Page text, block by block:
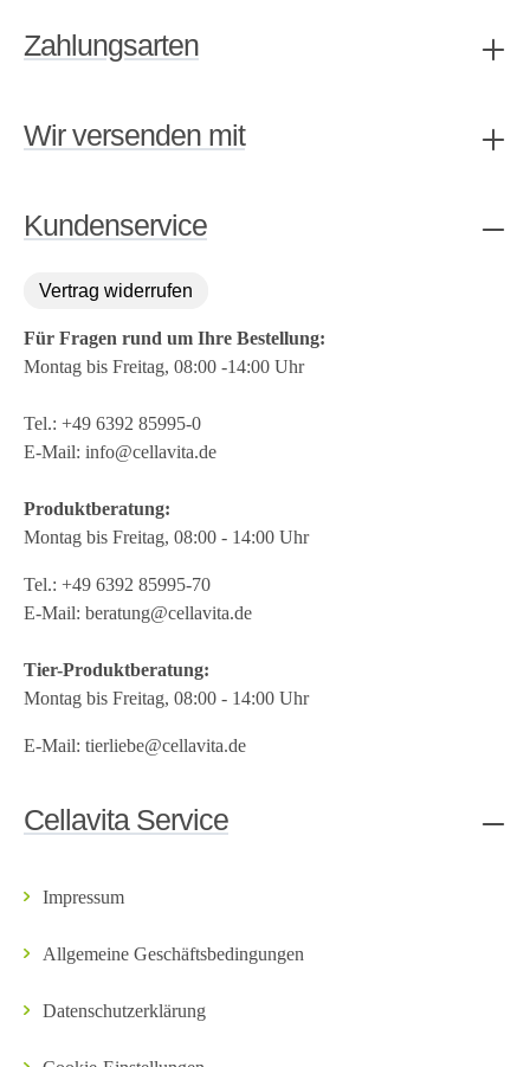
Zahlungsarten
Wir versenden mit
Kundenservice
Vertrag widerrufen
Für Fragen rund um Ihre Bestellung:
Montag bis Freitag, 08:00 -14:00 Uhr
Tel.: +49 6392 85995-0
E-Mail: info@cellavita.de
Produktberatung:
Montag bis Freitag, 08:00 - 14:00 Uhr
Tel.: +49 6392 85995-70
E-Mail: beratung@cellavita.de
Tier-Produktberatung:
Montag bis Freitag, 08:00 - 14:00 Uhr
E-Mail: tierliebe@cellavita.de
Cellavita Service
Impressum
Allgemeine Geschäftsbedingungen
Datenschutzerklärung